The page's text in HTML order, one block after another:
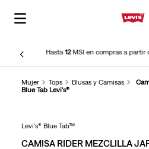
Hasta12MSI en compras a partir
Mujer Tops Blusas y Camisas
Blue Tab Levi's®
Levi's® Blue Tab™
CAMISA RIDER MEZCLILLA